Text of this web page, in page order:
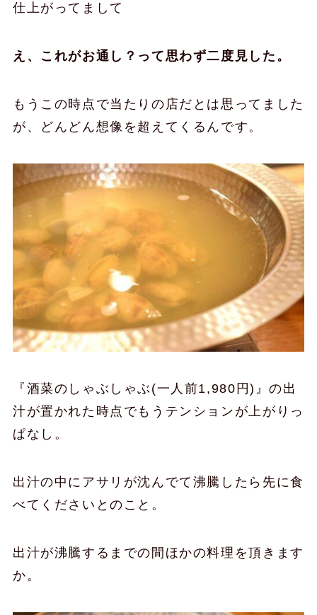
仕上がってまして
え、これがお通し？って思わず二度見した。
もうこの時点で当たりの店だとは思ってました
が、どんどん想像を超えてくるんです。
『酒菜のしゃぶしゃぶ(一人前1,980円)』の出
汁が置かれた時点でもうテンションが上がりっ
ぱなし。
出汁の中にアサリが沈んでて沸騰したら先に食
べてくださいとのこと。
出汁が沸騰するまでの間ほかの料理を頂きます
か。